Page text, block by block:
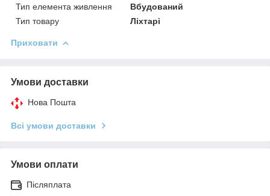
Тип елемента живлення
Вбудований
Тип товару
Ліхтарі
Приховати
Умови доставки
Нова Пошта
Всі умови доставки
Умови оплати
Післяплата